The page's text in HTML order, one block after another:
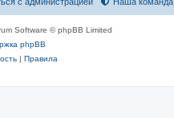
Software © phpBB Limited
phpBB
| Правила